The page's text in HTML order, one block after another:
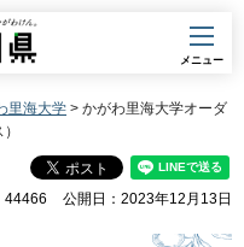
メニュー
里海大学 > かがわ里海大学オーダ
44466 公開日：2023年12月13日